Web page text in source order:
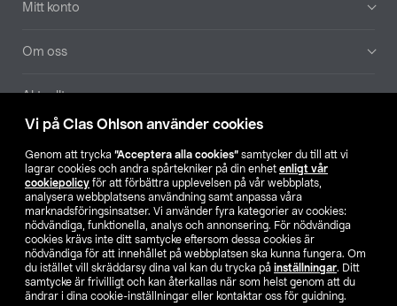
Vi på Clas Ohlson använder cookies
Genom att trycka ”Acceptera alla cookies” samtycker du till att vi
lagrar cookies och andra spårtekniker på din enhet enligt vår
cookiepolicy för att förbättra upplevelsen på vår webbplats,
analysera webbplatsens användning samt anpassa våra
marknadsföringsinsatser. Vi använder fyra kategorier av cookies:
nödvändiga, funktionella, analys och annonsering. För nödvändiga
cookies krävs inte ditt samtycke eftersom dessa cookies är
nödvändiga för att innehållet på webbplatsen ska kunna fungera. Om
du istället vill skräddarsy dina val kan du trycka på inställningar. Ditt
samtycke är frivilligt och kan återkallas när som helst genom att du
ändrar i dina cookie-inställningar eller kontaktar oss för guidning.
Mitt konto
Om oss
Aktuellt
Hitta butik
SE NO FI